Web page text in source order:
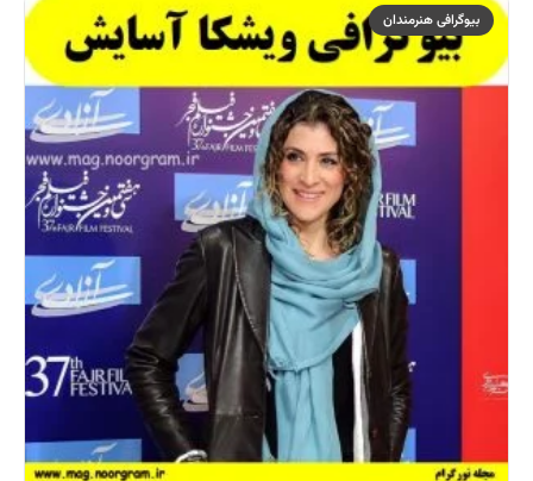
بیوگرافی هنرمندان